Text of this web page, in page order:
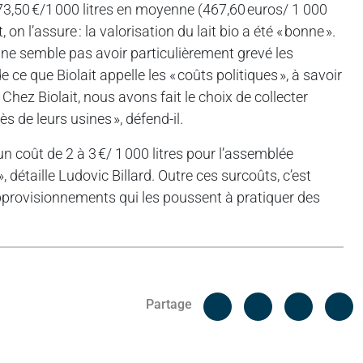
€/1 000 litres en moyenne (467,60 euros/ 1 000
l’assure : la valorisation du lait bio a été « bonne ».
semble pas avoir particulièrement grevé les
que Biolait appelle les « coûts politiques », à savoir
Biolait, nous avons fait le choix de collecter
de leurs usines », défend-il.
coût de 2 à 3 €/ 1 000 litres pour l’assemblée
Ludovic Billard. Outre ces surcoûts, c’est
qui les poussent à pratiquer des
Partage
Facebook